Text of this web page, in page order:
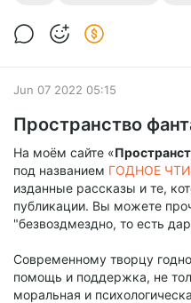
Jun 07 2022 05:15
Пространство
На моём сайте «
под названием ГОДНОЕ
изданные рассказы и те,
публикации. Вы можете
"безвоздмездно, то есть
Современному творцу
помощь и поддержка, не
моральная и